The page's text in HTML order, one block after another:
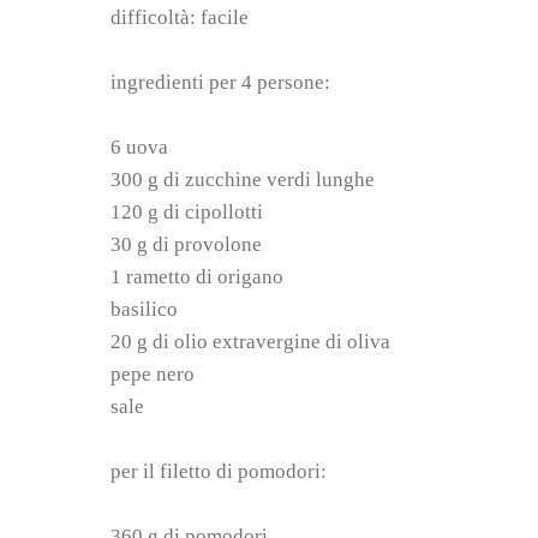
difficoltà: facile
ingredienti per 4 persone:
6 uova
300 g di zucchine verdi lunghe
120 g di cipollotti
30 g di provolone
1 rametto di origano
basilico
20 g di olio extravergine di oliva
pepe nero
sale
per il filetto di pomodori: